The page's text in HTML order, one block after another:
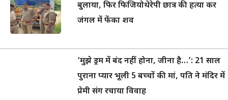
बुलाया, फिर फिजियोथेरेपी छात्र की हत्या कर
जंगल में फेंका शव
‘मुझे ड्रम में बंद नहीं होना, जीना है…’: 21 साल
पुराना प्यार भूली 5 बच्चों की मां, पति ने मंदिर में
प्रेमी संग रचाया विवाह